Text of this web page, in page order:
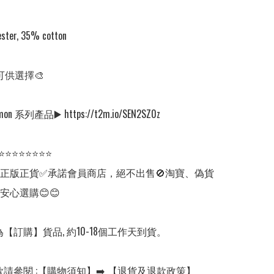
35% cotton
供選擇🎨
系列產品▶️ https://t2m.io/SEN2SZ0z
版正貨✅承諾會員商店，絕不出售🚫淘寶、偽貨
心選購😊😊
訂購】貨品, 約10-18個工作天到貨。
參閱 :【購物須知】➡️ 【退貨及退款政策】